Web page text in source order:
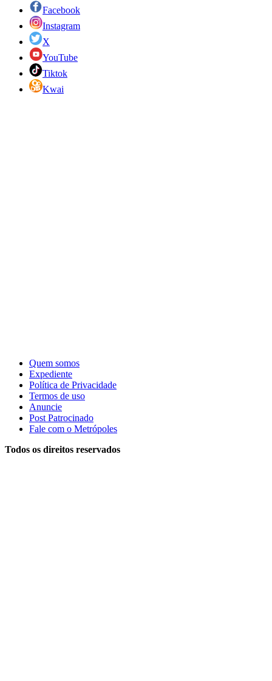
Facebook
Instagram
X
YouTube
Tiktok
Kwai
Quem somos
Expediente
Política de Privacidade
Termos de uso
Anuncie
Post Patrocinado
Fale com o Metrópoles
Todos os direitos reservados